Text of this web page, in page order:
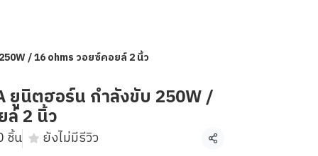
/ 16 ohms วอยซ์คอยล์ 2 นิ้ว
ยูนิตฮอร์น กำลังขับ 250W /
ล์ 2 นิ้ว
ชิ้น ยังไม่มีรีวิว แชร์